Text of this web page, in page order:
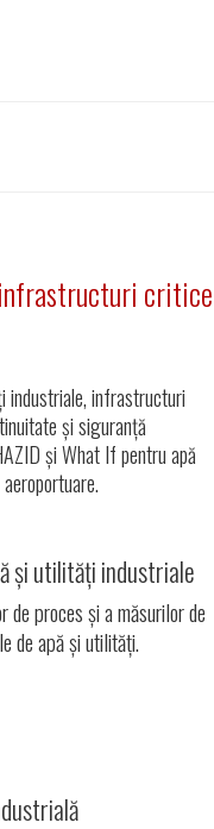
critice
industriale, infrastructuri
și siguranță
și What If pentru apă
și utilități industriale
de proces și a măsurilor de
de apă și utilități.